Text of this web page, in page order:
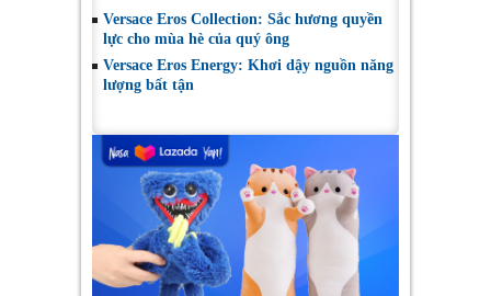
Versace Eros Collection: Sắc hương quyền
lực cho mùa hè của quý ông
Versace Eros Energy: Khơi dậy nguồn năng
lượng bất tận